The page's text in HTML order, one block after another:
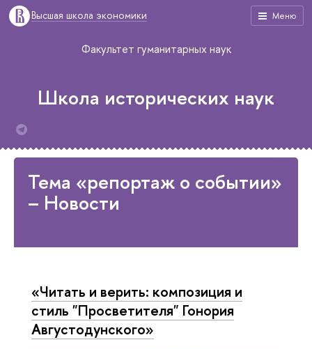
Меню
Высшая школа экономики
Факультет гуманитарных наук
Школа исторических наук
Тема «репортаж о событии»
– Новости
«Читать и верить: композиция и
стиль "Просветителя" Гонория
Августодунского»